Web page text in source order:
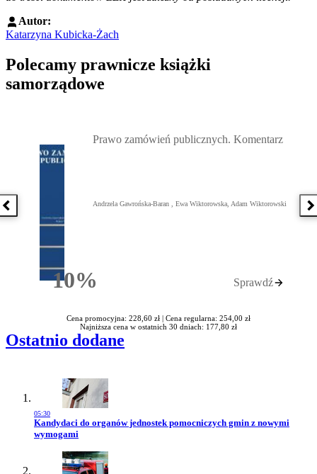
Autor:
Katarzyna Kubicka-Żach
Polecamy prawnicze książki
samorządowe
Poprzednia książka
10%Rabatu
Prawo zamówień publicznych. Komentarz
Andrzela Gawrońska-Baran , Ewa Wiktorowska, Adam Wiktorowski
Sprawdź
Cena promocyjna: 228,60 zł | Cena regularna: 254,00 zł
Najniższa cena w ostatnich 30 dniach: 177,80 zł
Ostatnio dodane
05:30
Przejdź do artykułu:
Kandydaci do organów jednostek pomocniczych gmin z nowymi
wymogami